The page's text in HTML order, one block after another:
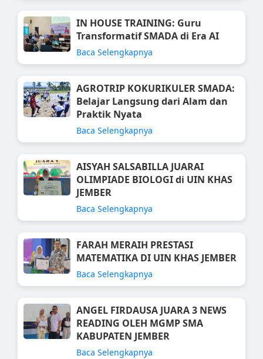
IN HOUSE TRAINING: Guru
Transformatif SMADA di Era AI
Baca Selengkapnya
AGROTRIP KOKURIKULER SMADA:
Belajar Langsung dari Alam dan
Praktik Nyata
Baca Selengkapnya
AISYAH SALSABILLA JUARAI
OLIMPIADE BIOLOGI di UIN KHAS
JEMBER
Baca Selengkapnya
FARAH MERAIH PRESTASI
MATEMATIKA DI UIN KHAS JEMBER
Baca Selengkapnya
ANGEL FIRDAUSA JUARA 3 NEWS
READING OLEH MGMP SMA
KABUPATEN JEMBER
Baca Selengkapnya